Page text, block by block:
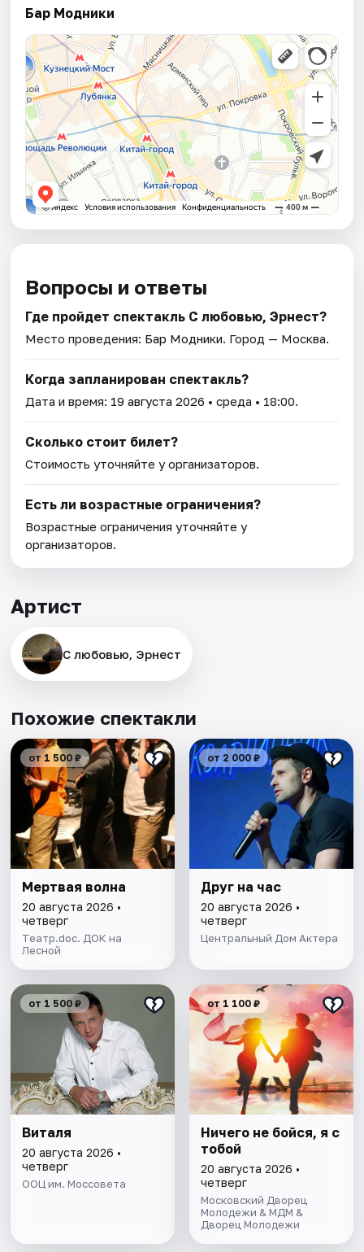
Бар Модники
Вопросы и ответы
Где пройдет спектакль С любовью, Эрнест?
Место проведения: Бар Модники. Город — Москва.
Когда запланирован спектакль?
Дата и время: 19 августа 2026 • среда • 18:00.
Сколько стоит билет?
Стоимость уточняйте у организаторов.
Есть ли возрастные ограничения?
Возрастные ограничения уточняйте у
организаторов.
Артист
С любовью, Эрнест
Похожие спектакли
от 1 500 ₽
Мертвая волна
20 августа 2026 •
четверг
Театр.doc. ДОК на
Лесной
от 2 000 ₽
Друг на час
20 августа 2026 •
четверг
Центральный Дом Актера
от 1 500 ₽
Виталя
20 августа 2026 •
четверг
ООЦ им. Моссовета
от 1 100 ₽
Ничего не бойся, я с
тобой
20 августа 2026 •
четверг
Московский Дворец
Молодежи & МДМ &
Дворец Молодежи